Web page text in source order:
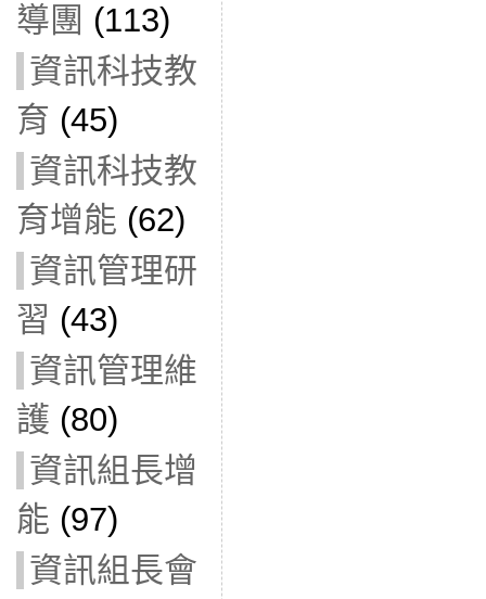
導團 (113)
資訊科技教
育 (45)
資訊科技教
育增能 (62)
資訊管理研
習 (43)
資訊管理維
護 (80)
資訊組長增
能 (97)
資訊組長會